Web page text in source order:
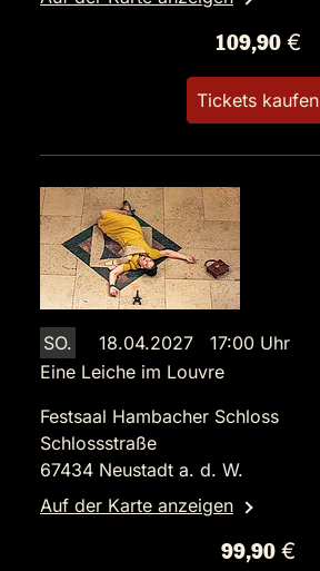
109,90 €
Tickets kaufen
SO.
18.04.2027 17:00 Uhr
Eine Leiche im Louvre
Festsaal Hambacher Schloss
Schlossstraße
67434 Neustadt a. d. W.
Auf der Karte anzeigen
99,90 €